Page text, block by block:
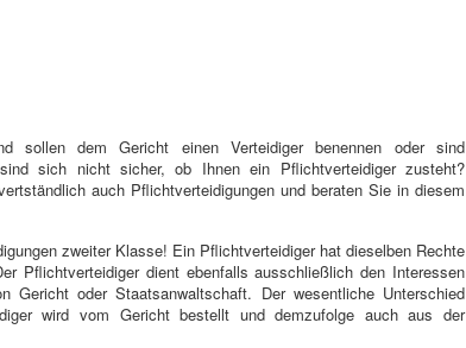
sollen dem Gericht einen Verteidiger benennen oder sind
sich nicht sicher, ob Ihnen ein Pflichtverteidiger zusteht?
auch Pflichtverteidigungen und beraten Sie in diesem
zweiter Klasse! Ein Pflichtverteidiger hat dieselben Rechte
Pflichtverteidiger dient ebenfalls ausschließlich den Interessen
Gericht oder Staatsanwaltschaft. Der wesentliche Unterschied
wird vom Gericht bestellt und demzufolge auch aus der